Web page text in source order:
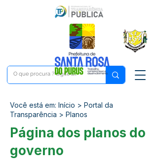
Você está em: Início > Portal da
Transparência > Planos
Página dos planos do
governo